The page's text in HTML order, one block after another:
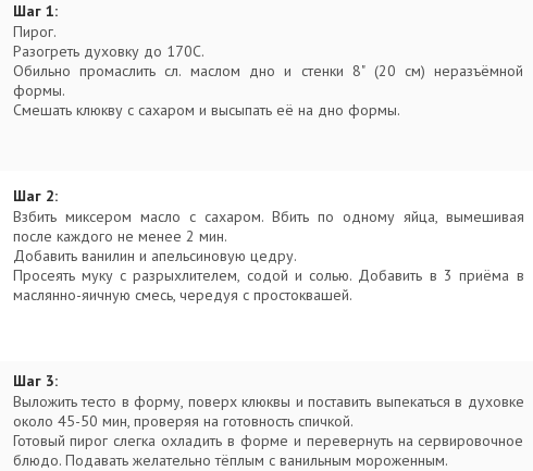
Шаг 1:
Пирог.
Разогреть духовку до 170С.
Обильно промаслить сл. маслом дно и стенки 8" (20 см) неразъёмной
формы.
Смешать клюкву с сахаром и высыпать её на дно формы.
Шаг 2:
Взбить миксером масло с сахаром. Вбить по одному яйца, вымешивая
после каждого не менее 2 мин.
Добавить ванилин и апельсиновую цедру.
Просеять муку с разрыхлителем, содой и солью. Добавить в 3 приёма в
маслянно-яичную смесь, чередуя с простоквашей.
Шаг 3:
Выложить тесто в форму, поверх клюквы и поставить выпекаться в духовке
около 45-50 мин, проверяя на готовность спичкой.
Готовый пирог слегка охладить в форме и перевернуть на сервировочное
блюдо. Подавать желательно тёплым с ванильным мороженным.